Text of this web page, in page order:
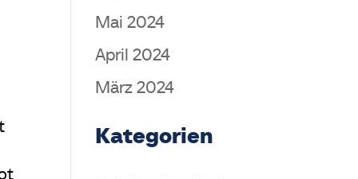
Mai 2024
April 2024
März 2024
Kategorien